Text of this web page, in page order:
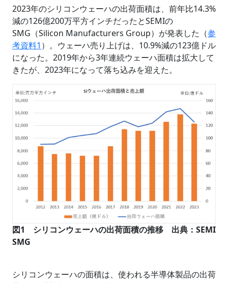
2023年のシリコンウェーハの出荷面積は、前年比14.3%
減の126億200万平方インチだったとSEMIの
SMG（Silicon Manufacturers Group）が発表した（参
考資料1 ）。ウェーハ売り上げは、10.9%減の123億ドル
になった。2019年から3年連続ウェーハ面積は拡大して
きたが、2023年になって落ち込みを迎えた。
図1 シリコンウェーハの出荷面積の推移 出典：SEMI
SMG
シリコンウェーハの面積は、使われる半導体製品の出荷